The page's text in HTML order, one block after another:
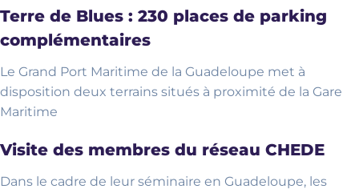
Terre de Blues : 230 places de parking
complémentaires
Le Grand Port Maritime de la Guadeloupe met à
disposition deux terrains situés à proximité de la Gare
Maritime
Visite des membres du réseau CHEDE
Dans le cadre de leur séminaire en Guadeloupe, les